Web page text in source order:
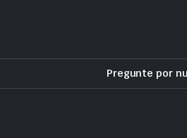
Pregunte por